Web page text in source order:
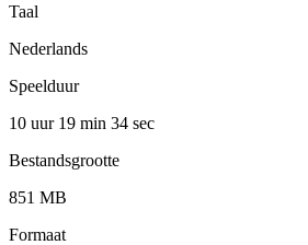
Taal
Nederlands
Speelduur
10 uur 19 min 34 sec
Bestandsgrootte
851 MB
Formaat